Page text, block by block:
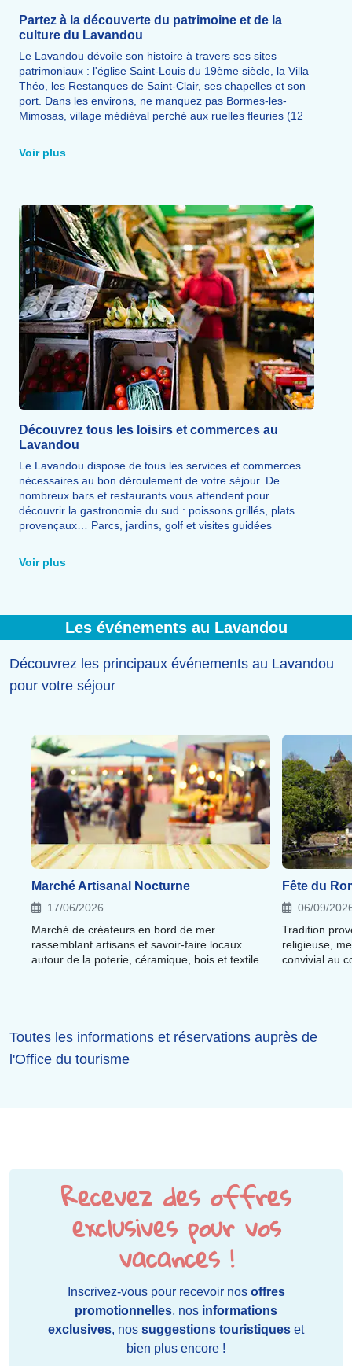
Partez à la découverte du patrimoine et de la
culture du Lavandou
Le Lavandou dévoile son histoire à travers ses sites
patrimoniaux : l'église Saint-Louis du 19ème siècle, la Villa
Théo, les Restanques de Saint-Clair, ses chapelles et son
port. Dans les environs, ne manquez pas Bormes-les-
Mimosas, village médiéval perché aux ruelles fleuries (12
mer (3 km), ainsi que Saint-Tropez (40 km) et Hyères (23
km). Le Lavandou fait également partie du sanctuaire
cachalots, tortues et oiseaux marins en Méditerranée.
Voir plus
Découvrez tous les loisirs et commerces au
Lavandou
Le Lavandou dispose de tous les services et commerces
nécessaires au bon déroulement de votre séjour. De
nombreux bars et restaurants vous attendent pour
découvrir la gastronomie du sud : poissons grillés, plats
provençaux… Parcs, jardins, golf et visites guidées
station.
Voir plus
Les événements au Lavandou
Découvrez les principaux événements au Lavandou
pour votre séjour
Marché Artisanal Nocturne
17/06/2026
Marché de créateurs en bord de mer
rassemblant artisans et savoir-faire locaux
autour de la poterie, céramique, bois et textile.
Fête du
06/09/
Tradition
religieuse,
convivial au
Toutes les informations et réservations auprès de
l'Office du tourisme
Recevez des offres
exclusives pour vos
vacances !
Inscrivez-vous pour recevoir nos offres
promotionnelles, nos informations
exclusives, nos suggestions touristiques et
bien plus encore !